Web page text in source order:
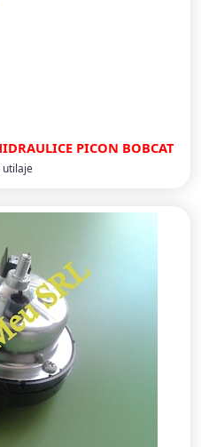
PICON BOBCAT
utilaje